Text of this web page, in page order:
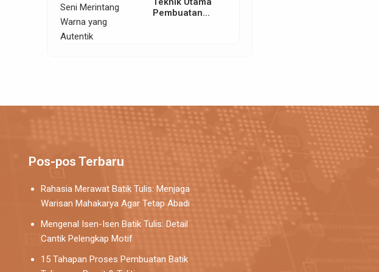
Pembuatan
Pos-pos Terbaru
Rahasia Merawat Batik Tulis: Menjaga
Warisan Mahakarya Agar Tetap Abadi
Mengenal Isen-Isen Batik Tulis: Detail
Cantik Pelengkap Motif
15 Tahapan Proses Pembuatan Batik